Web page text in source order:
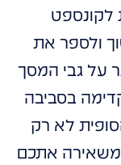
לקונספט
ולספר את
על גבי המסך
בסביבה
לא רק
אתכם